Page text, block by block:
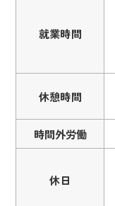
就業時間
休憩時間
時間外労働
休日